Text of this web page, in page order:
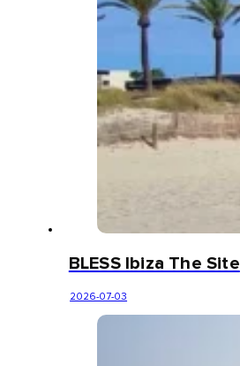
BLESS Ibiza The Site
2026-07-03